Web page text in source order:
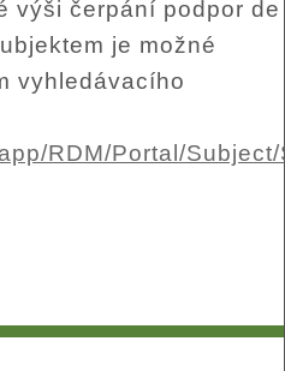
výši čerpání podpor de
je možné
vyhledávacího
RDM/Portal/